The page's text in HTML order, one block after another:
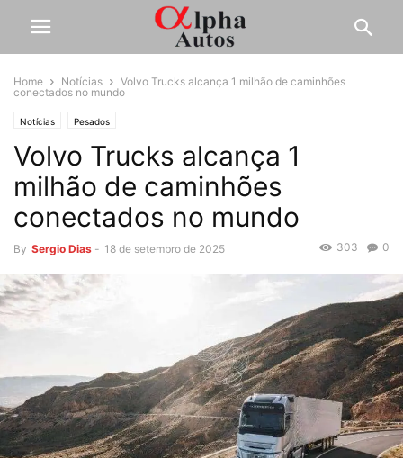
Home Notícias
Volvo Trucks alcança 1 milhão de caminhões
conectados no mundo
Notícias Pesados
Volvo Trucks alcança 1
milhão de caminhões
conectados no mundo
By Sergio Dias - 18 de setembro de 2025 0
303